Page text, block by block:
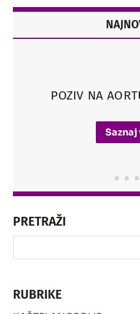
POZIV NA
Saznaj
PRETRAŽI
RUBRIKE